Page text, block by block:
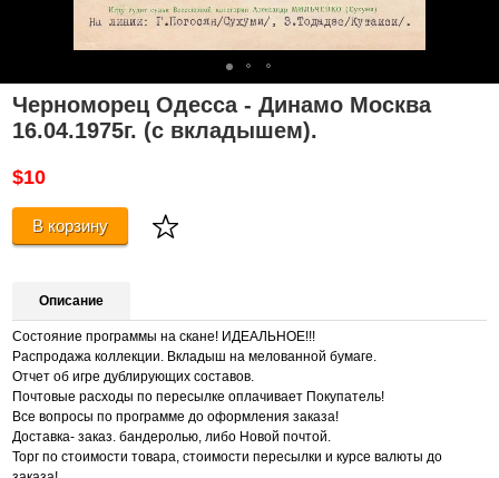
Черноморец Одесса - Динамо Москва
16.04.1975г. (с вкладышем).
$10
В корзину
Описание
Состояние программы на скане! ИДЕАЛЬНОЕ!!!
Распродажа коллекции. Вкладыш на мелованной бумаге.
Отчет об игре дублирующих составов.
Почтовые расходы по пересылке оплачивает Покупатель!
Все вопросы по программе до оформления заказа!
Доставка- заказ. бандеролью, либо Новой почтой.
Торг по стоимости товара, стоимости пересылки и курсе валюты до